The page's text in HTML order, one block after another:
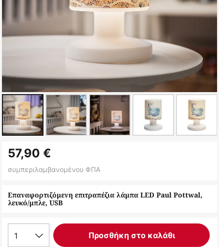
στην
αρχή
συλλογής
εικόνων
Επαναφορτιζόμενη επιτραπέζια λάμπα LED Paul Pottwal,
λευκό/μπλε, USB
57,90 €
συμπεριλαμβανομένου ΦΠΑ
1 Προσθήκη στο καλάθι